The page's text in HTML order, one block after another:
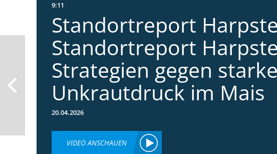
9:11
Standortreport
Standortreport
Strategien gegen
Unkrautdruck im Mais
20.04.2026
VIDEO ANSCHAUEN